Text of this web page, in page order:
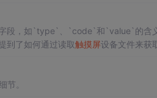
段，如`type`、`code`和`value`的含义
到了如何通过读取触摸屏设备文件来获
节。